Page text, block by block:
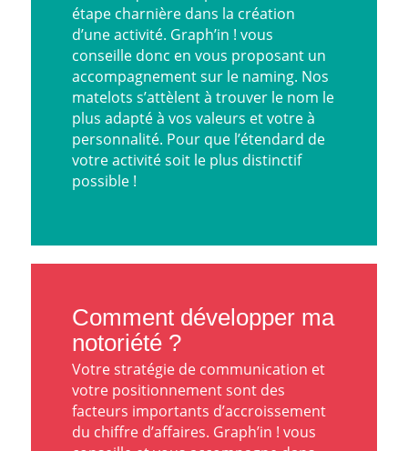
étape charnière dans la création
d’une activité. Graph’in ! vous
conseille donc en vous proposant un
accompagnement sur le naming. Nos
matelots s’attèlent à trouver le nom le
plus adapté à vos valeurs et votre à
personnalité. Pour que l’étendard de
votre activité soit le plus distinctif
possible !
Comment développer ma
notoriété ?
Votre stratégie de communication et
votre positionnement sont des
facteurs importants d’accroissement
du chiffre d’affaires. Graph’in ! vous